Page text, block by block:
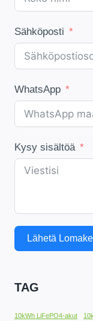
Sähköposti
WhatsApp
Kysy sisältöä
Lähetä Lomake
TAG
10kWh LiFePO4-akut